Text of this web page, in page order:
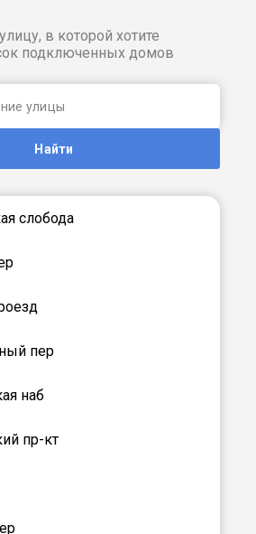
в которой хотите
подключенных домов
Найти
слобода
пер
наб
пр-кт